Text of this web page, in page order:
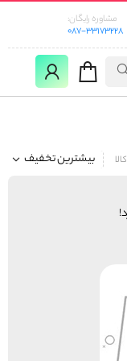
مشاوره رایگان:
087-33173228
بیشترین تخفیف